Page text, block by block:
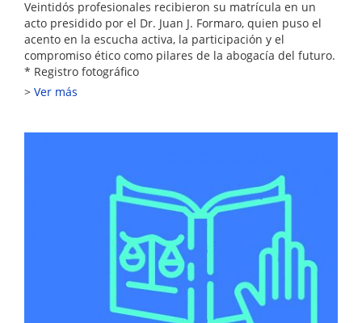
Veintidós profesionales recibieron su matrícula en un
acto presidido por el Dr. Juan J. Formaro, quien puso el
acento en la escucha activa, la participación y el
compromiso ético como pilares de la abogacía del futuro.
* Registro fotográfico
Ver más